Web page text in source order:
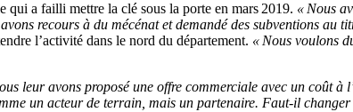
qui a failli mettre la clé sous la porte en mars 2019. « Nous
recours à du mécénat et demandé des subventions au
l’activité dans le nord du département. « Nous voulons
leur avons proposé une offre commerciale avec un coût à
un acteur de terrain, mais un partenaire. Faut-il